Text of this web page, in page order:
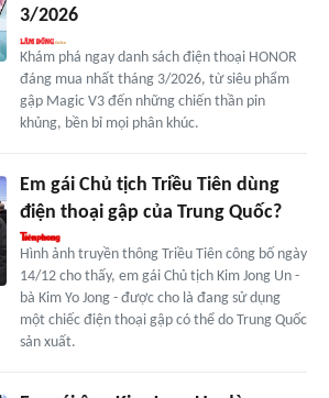
3/2026
Khám phá ngay danh sách điện thoại HONOR
đáng mua nhất tháng 3/2026, từ siêu phẩm
gập Magic V3 đến những chiến thần pin
khủng, bền bỉ mọi phân khúc.
Em gái Chủ tịch Triều Tiên dùng
điện thoại gập của Trung Quốc?
Hình ảnh truyền thông Triều Tiên công bố ngày
14/12 cho thấy, em gái Chủ tịch Kim Jong Un -
bà Kim Yo Jong - được cho là đang sử dụng
một chiếc điện thoại gập có thể do Trung Quốc
sản xuất.